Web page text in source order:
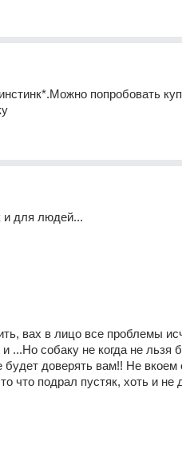
попробовать
и для людей...
вах в лицо все проблемы
...Но собаку не когда не льзя
будет доверять вам!! Не вкоем
что подрал пустяк, хоть и